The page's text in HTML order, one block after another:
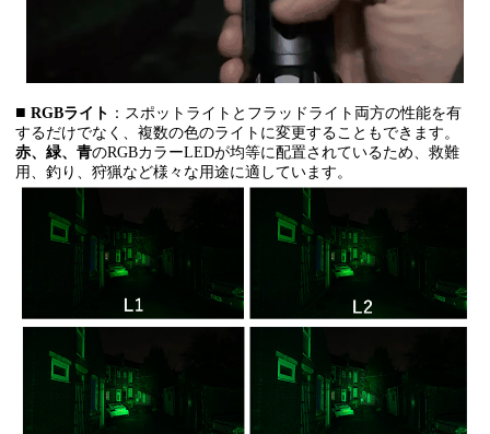
■ RGBライト ：スポットライトとフラッドライト両方の性能を有
するだけでなく、複数の色のライトに変更することもできます。
赤、緑、青のRGBカラーLEDが均等に配置されているため、救難
用、釣り、狩猟など様々な用途に適しています。